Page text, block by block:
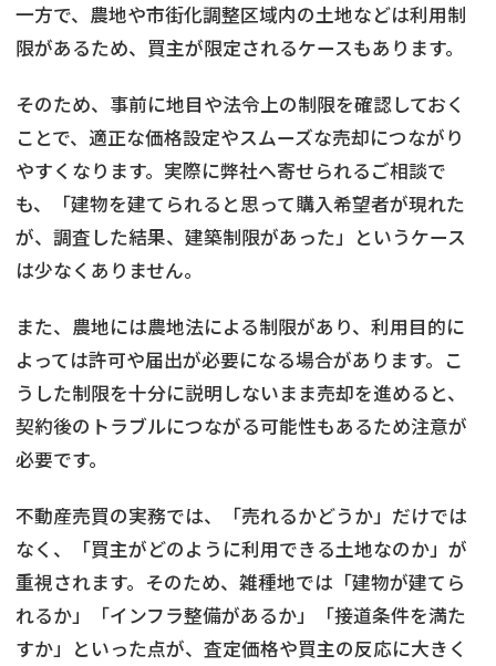
一方で、農地や市街化調整区域内の土地などは利用制
限があるため、買主が限定されるケースもあります。
そのため、事前に地目や法令上の制限を確認しておく
ことで、適正な価格設定やスムーズな売却につながり
やすくなります。実際に弊社へ寄せられるご相談で
も、「建物を建てられると思って購入希望者が現れた
が、調査した結果、建築制限があった」というケース
は少なくありません。
また、農地には農地法による制限があり、利用目的に
よっては許可や届出が必要になる場合があります。こ
うした制限を十分に説明しないまま売却を進めると、
契約後のトラブルにつながる可能性もあるため注意が
必要です。
不動産売買の実務では、「売れるかどうか」だけでは
なく、「買主がどのように利用できる土地なのか」が
重視されます。そのため、雑種地では「建物が建てら
れるか」「インフラ整備があるか」「接道条件を満た
すか」といった点が、査定価格や買主の反応に大きく